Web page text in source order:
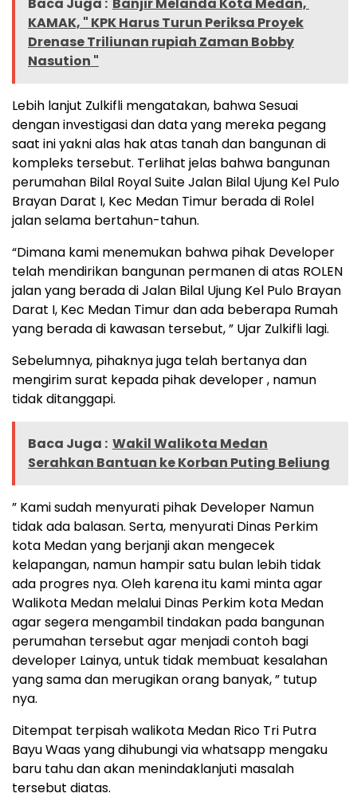
KAMAK, " KPK Harus Turun Periksa Proyek
Drenase Triliunan rupiah Zaman Bobby
Nasution "
Lebih lanjut Zulkifli mengatakan, bahwa Sesuai
dengan investigasi dan data yang mereka pegang
saat ini yakni alas hak atas tanah dan bangunan di
kompleks tersebut. Terlihat jelas bahwa bangunan
perumahan Bilal Royal Suite Jalan Bilal Ujung Kel Pulo
Brayan Darat I, Kec Medan Timur berada di Rolel
jalan selama bertahun-tahun.
“Dimana kami menemukan bahwa pihak Developer
telah mendirikan bangunan permanen di atas ROLEN
jalan yang berada di Jalan Bilal Ujung Kel Pulo Brayan
Darat I, Kec Medan Timur dan ada beberapa Rumah
yang berada di kawasan tersebut, ” Ujar Zulkifli lagi.
Sebelumnya, pihaknya juga telah bertanya dan
mengirim surat kepada pihak developer , namun
tidak ditanggapi.
Baca Juga : Wakil Walikota Medan
Serahkan Bantuan ke Korban Puting Beliung
” Kami sudah menyurati pihak Developer Namun
tidak ada balasan. Serta, menyurati Dinas Perkim
kota Medan yang berjanji akan mengecek
kelapangan, namun hampir satu bulan lebih tidak
ada progres nya. Oleh karena itu kami minta agar
Walikota Medan melalui Dinas Perkim kota Medan
agar segera mengambil tindakan pada bangunan
perumahan tersebut agar menjadi contoh bagi
developer Lainya, untuk tidak membuat kesalahan
yang sama dan merugikan orang banyak, ” tutup
nya.
Ditempat terpisah walikota Medan Rico Tri Putra
Bayu Waas yang dihubungi via whatsapp mengaku
baru tahu dan akan menindaklanjuti masalah
tersebut diatas.